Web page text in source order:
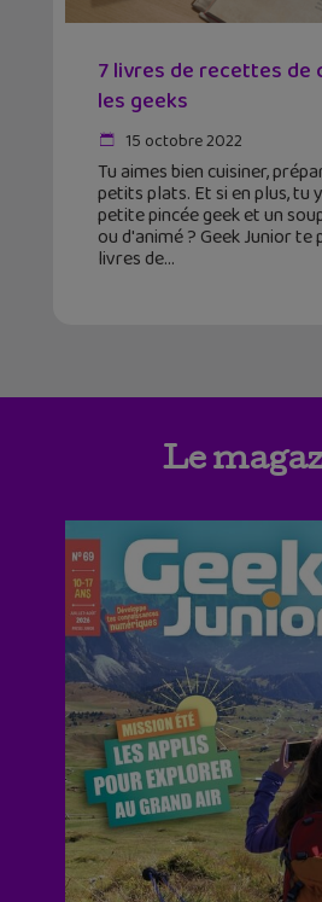
7 livres de recettes de
les geeks
15 octobre 2022
Tu aimes bien cuisiner,
petits plats. Et si en plus, tu
petite pincée geek et un
ou d'animé ? Geek Junior te
livres de
Le